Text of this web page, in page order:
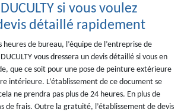
DUCULTY si vous voulez
détaillé rapidement
heures de bureau, l’équipe de l’entreprise de
vous dressera un devis détaillé si vous en
que ce soit pour une pose de peinture extérieure
intérieure. L’établissement de ce document se
ne prendra pas plus de 24 heures. En plus de
de frais. Outre la gratuité, l’établissement de devis